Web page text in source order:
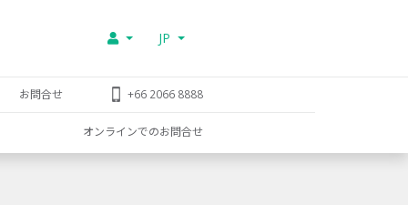
JP
お問合せ +66 2066 8888
オンラインでのお問合せ